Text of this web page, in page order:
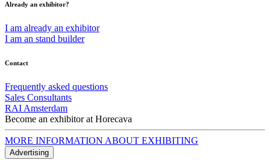
Already an exhibitor?
I am already an exhibitor
I am an stand builder
Contact
Frequently asked questions
Sales Consultants
RAI Amsterdam
Become an exhibitor at Horecava
MORE INFORMATION ABOUT EXHIBITING
Advertising